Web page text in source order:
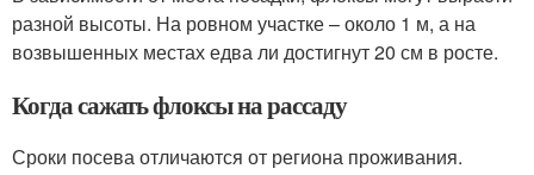
разной высоты. На ровном участке – около 1 м, а на
возвышенных местах едва ли достигнут 20 см в росте.
Когда сажать флоксы на рассаду
Сроки посева отличаются от региона проживания.